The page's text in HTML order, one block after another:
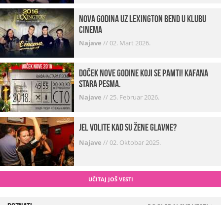
Nova godina uz Lexington bend u klubu
Cinema
Najave //02. Mart 2026.
Doček Nove godine koji se pamti! Kafana
Stara pesma.
Najave //25. Februar 2026.
Jel volite kad su žene glavne?
Najave //02. Oktobar 2025.
UČITAJ JOŠ VESTI